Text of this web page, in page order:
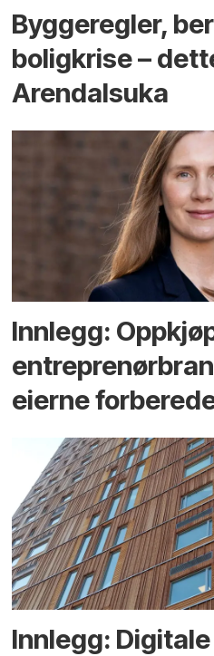
Bygge­regler,
bolig­krise –
Arendals­uka
Innlegg:
eierne
Innlegg: